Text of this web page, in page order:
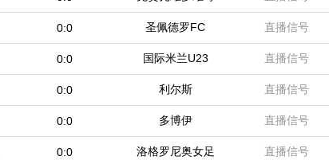
0:0 圣佩德罗FC 直播信号
0:0 国际米兰U23 直播信号
0:0 利尔斯 直播信号
0:0 多博伊 直播信号
0:0 洛格罗尼奥女足 直播信号